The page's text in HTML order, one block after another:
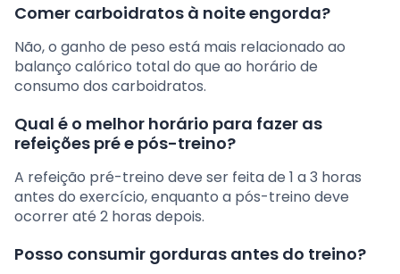
Comer carboidratos à noite engorda?
Não, o ganho de peso está mais relacionado ao
balanço calórico total do que ao horário de
consumo dos carboidratos.
Qual é o melhor horário para fazer as
refeições pré e pós-treino?
A refeição pré-treino deve ser feita de 1 a 3 horas
antes do exercício, enquanto a pós-treino deve
ocorrer até 2 horas depois.
Posso consumir gorduras antes do treino?